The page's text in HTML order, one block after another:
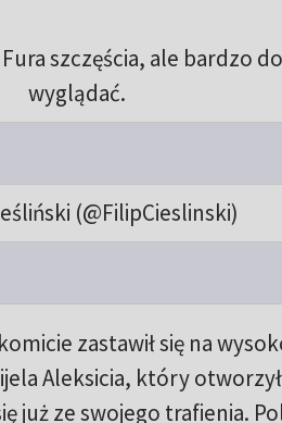
szczęścia, ale bardzo
wyglądać.
(@FilipCieslinski)
zastawił się na
Aleksicia, który
już ze swojego trafienia.